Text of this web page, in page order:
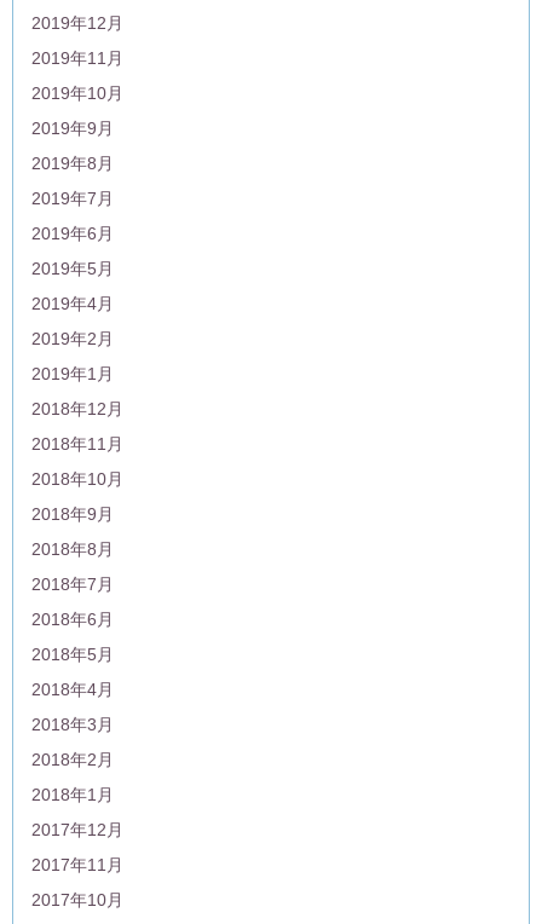
2019年12月
2019年11月
2019年10月
2019年9月
2019年8月
2019年7月
2019年6月
2019年5月
2019年4月
2019年2月
2019年1月
2018年12月
2018年11月
2018年10月
2018年9月
2018年8月
2018年7月
2018年6月
2018年5月
2018年4月
2018年3月
2018年2月
2018年1月
2017年12月
2017年11月
2017年10月